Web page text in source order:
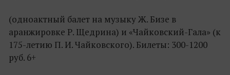
(одноактный балет на музыку Ж. Бизе в
аранжировке Р. Щедрина) и «Чайковский-Гала» (к
175-летию П. И. Чайковского). Билеты: 300-1200
руб. 6+